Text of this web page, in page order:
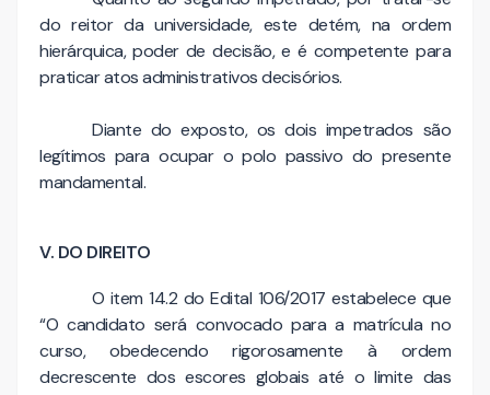
do reitor da universidade, este detém, na ordem
hierárquica, poder de decisão, e é competente para
praticar atos administrativos decisórios.
Diante do exposto, os dois impetrados são
legítimos para ocupar o polo passivo do presente
mandamental.
V. DO DIREITO
O item 14.2 do Edital 106/2017 estabelece que
“O candidato será convocado para a matrícula no
curso, obedecendo rigorosamente à ordem
decrescente dos escores globais até o limite das